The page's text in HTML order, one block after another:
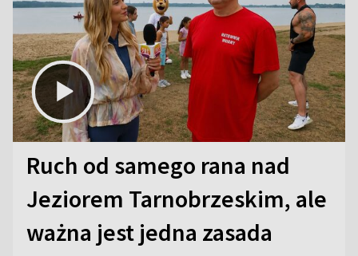
Ruch od samego rana nad
Jeziorem Tarnobrzeskim, ale
ważna jest jedna zasada